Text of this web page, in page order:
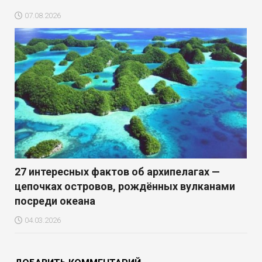
07.08.2026
27 интересных фактов об архипелагах —
цепочках островов, рождённых вулканами
посреди океана
04.03.2026